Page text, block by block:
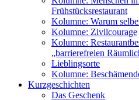
Frühstücksrestaurant
Kolumne: Warum
Kolumne: Zivilcourage
Kolumne:
„barrierefreien
Lieblingsorte
Kolumne:
Kurzgeschichten
Das Geschenk